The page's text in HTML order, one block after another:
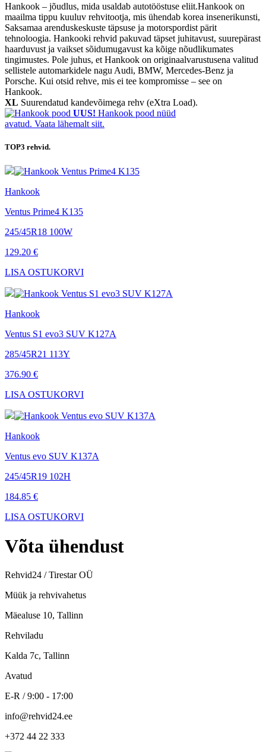
Hankook – jõudlus, mida usaldab autotööstuse eliit.Hankook on
maailma tippu kuuluv rehvitootja, mis ühendab korea insenerikunsti,
Saksamaa arenduskeskuste täpsuse ja motorspordist pärit
tehnoloogia. Hankooki rehvid pakuvad täpset juhitavust, suurepärast
haarduvust ja vaikset sõidumugavust ka kõige nõudlikumates
tingimustes. Pole juhus, et Hankook on originaalvarustusena valitud
sellistele automarkidele nagu Audi, BMW, Mercedes-Benz ja
Porsche. Kui otsid rehve, mis ei tee kompromisse – see on
Hankook.
XL Suurendatud kandevõimega rehv (eXtra Load).
UUS! Hankook pood nüüd
avatud. Vaata lähemalt siit.
TOP3 rehvid.
Hankook
Ventus Prime4 K135
245/45R18 100W
129.20 €
LISA OSTUKORVI
Hankook
Ventus S1 evo3 SUV K127A
285/45R21 113Y
376.90 €
LISA OSTUKORVI
Hankook
Ventus evo SUV K137A
245/45R19 102H
184.85 €
LISA OSTUKORVI
Võta ühendust
Rehvid24 / Tirestar OÜ
Müük ja rehvivahetus
Mäealuse 10, Tallinn
Rehviladu
Kalda 7c, Tallinn
Avatud
E-R / 9:00 - 17:00
info@rehvid24.ee
+372 44 22 333